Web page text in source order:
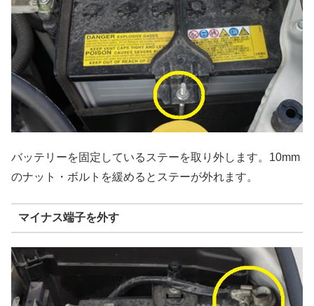
バッテリーを固定しているステーを取り外します。10mm
のナット・ボルトを緩めるとステーが外れます。
マイナス端子を外す